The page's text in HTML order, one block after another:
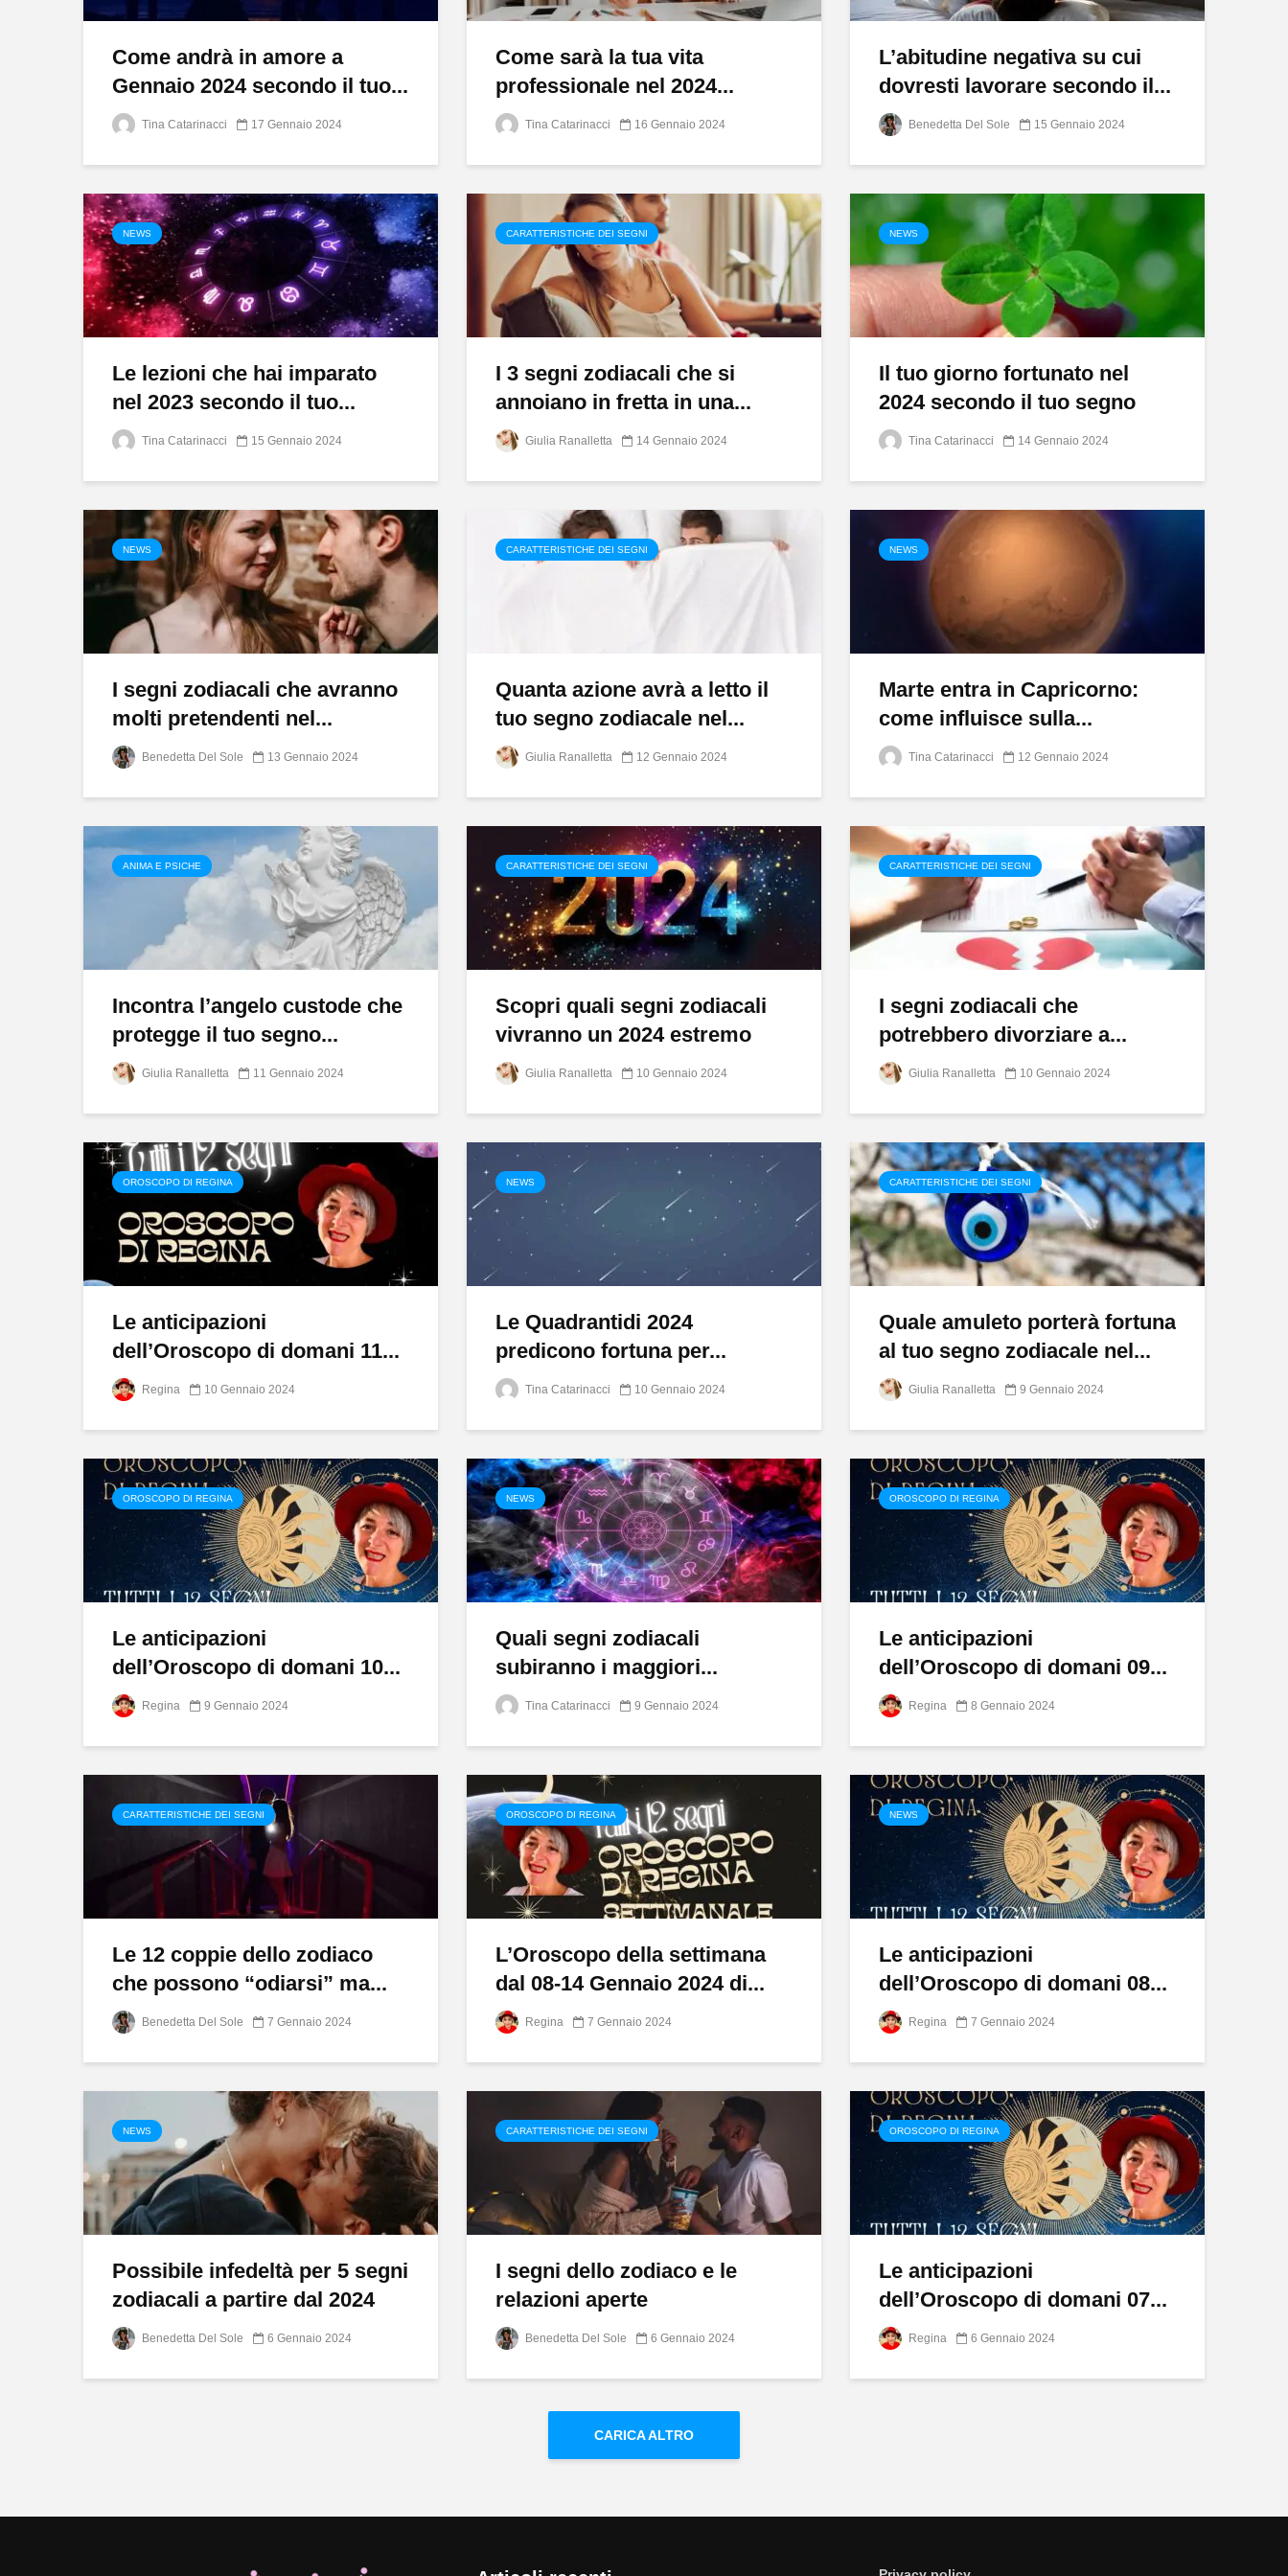
Come andrà in amore a
Gennaio 2024 secondo il tuo...
Tina Catarinacci 17 Gennaio 2024
Come sarà la tua vita
professionale nel 2024...
Tina Catarinacci 16 Gennaio 2024
L’abitudine negativa su cui
dovresti lavorare secondo il...
Benedetta Del Sole 15 Gennaio 2024
NEWS
​Le lezioni che hai imparato
nel 2023 secondo il tuo...
Tina Catarinacci 15 Gennaio 2024
CARATTERISTICHE DEI SEGNI
I 3 segni zodiacali che si
annoiano in fretta in una...
Giulia Ranalletta 14 Gennaio 2024
NEWS
Il tuo giorno fortunato nel
2024 secondo il tuo segno
Tina Catarinacci 14 Gennaio 2024
NEWS
I segni zodiacali che avranno
molti pretendenti nel...
Benedetta Del Sole 13 Gennaio 2024
CARATTERISTICHE DEI SEGNI
Quanta azione avrà a letto il
tuo segno zodiacale nel...
Giulia Ranalletta 12 Gennaio 2024
NEWS
Marte entra in Capricorno:
come influisce sulla...
Tina Catarinacci 12 Gennaio 2024
ANIMA E PSICHE
Incontra l’angelo custode che
protegge il tuo segno...
Giulia Ranalletta 11 Gennaio 2024
CARATTERISTICHE DEI SEGNI
Scopri quali segni zodiacali
vivranno un 2024 estremo
Giulia Ranalletta 10 Gennaio 2024
CARATTERISTICHE DEI SEGNI
I segni zodiacali che
potrebbero divorziare a...
Giulia Ranalletta 10 Gennaio 2024
OROSCOPO DI REGINA
Le anticipazioni
dell’Oroscopo di domani 11...
Regina 10 Gennaio 2024
NEWS
Le Quadrantidi 2024
predicono fortuna per...
Tina Catarinacci 10 Gennaio 2024
CARATTERISTICHE DEI SEGNI
Quale amuleto porterà fortuna
al tuo segno zodiacale nel...
Giulia Ranalletta 9 Gennaio 2024
OROSCOPO DI REGINA
Le anticipazioni
dell’Oroscopo di domani 10...
Regina 9 Gennaio 2024
NEWS
Quali segni zodiacali
subiranno i maggiori...
Tina Catarinacci 9 Gennaio 2024
OROSCOPO DI REGINA
Le anticipazioni
dell’Oroscopo di domani 09...
Regina 8 Gennaio 2024
CARATTERISTICHE DEI SEGNI
Le 12 coppie dello zodiaco
che possono “odiarsi” ma...
Benedetta Del Sole 7 Gennaio 2024
OROSCOPO DI REGINA
L’Oroscopo della settimana
dal 08-14 Gennaio 2024 di...
Regina 7 Gennaio 2024
NEWS
Le anticipazioni
dell’Oroscopo di domani 08...
Regina 7 Gennaio 2024
NEWS
Possibile infedeltà per 5 segni
zodiacali a partire dal 2024
Benedetta Del Sole 6 Gennaio 2024
CARATTERISTICHE DEI SEGNI
I segni dello zodiaco e le
relazioni aperte
Benedetta Del Sole 6 Gennaio 2024
OROSCOPO DI REGINA
Le anticipazioni
dell’Oroscopo di domani 07...
Regina 6 Gennaio 2024
CARICA ALTRO